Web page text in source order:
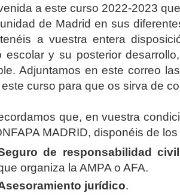
a este curso 2022-2023
de Madrid en sus
a vuestra entera
escolar y su posterior
Adjuntamos en este correo
curso para que os sirva de
que, en vuestra
MADRID, disponéis de
de responsabilidad civil
organiza la AMPA o AFA.
jurídico.